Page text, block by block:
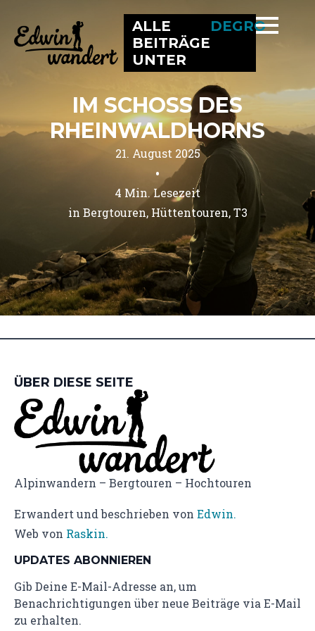
ALLE
BEITRÄGE
UNTER
DEGRO
IM SCHOSS DES
RHEINWALDHORNS
21. August 2025
•
4 Min. Lesezeit
in Bergtouren Hüttentouren T3
ÜBER DIESE SEITE
Alpinwandern – Bergtouren – Hochtouren
Erwandert und beschrieben von Edwin.
Web von Raskin.
UPDATES ABONNIEREN
Gib Deine E-Mail-Adresse an, um
Benachrichtigungen über neue Beiträge via E-Mail
zu erhalten.